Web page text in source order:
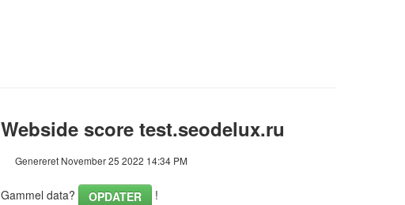
Webside score test.seodelux.ru
Genereret November 25 2022 14:34 PM
Gammel data? OPDATER !